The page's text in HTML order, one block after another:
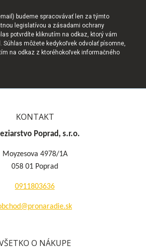
budeme spracovávať len za týmto
legislatívou a zásadami ochrany
potvrdíte kliknutím na odkaz, ktorý vám
Súhlas môžete kedykoľvek odvolať písomne,
na odkaz z ktoréhokoľvek informačného
KONTAKT
Poprad, s.r.o.
Moyzesova 4978/1A
058 01 Poprad
0911803636
O NÁKUPE